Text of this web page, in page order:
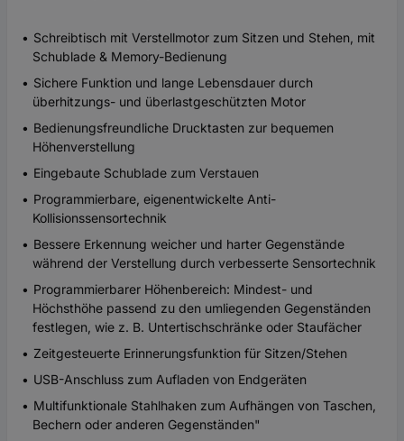
Schreibtisch mit Verstellmotor zum Sitzen und Stehen, mit
Schublade & Memory-Bedienung
Sichere Funktion und lange Lebensdauer durch
überhitzungs- und überlastgeschützten Motor
Bedienungsfreundliche Drucktasten zur bequemen
Höhenverstellung
Eingebaute Schublade zum Verstauen
Programmierbare, eigenentwickelte Anti-
Kollisionssensortechnik
Bessere Erkennung weicher und harter Gegenstände
während der Verstellung durch verbesserte Sensortechnik
Programmierbarer Höhenbereich: Mindest- und
Höchsthöhe passend zu den umliegenden Gegenständen
festlegen, wie z. B. Untertischschränke oder Staufächer
Zeitgesteuerte Erinnerungsfunktion für Sitzen/Stehen
USB-Anschluss zum Aufladen von Endgeräten
Multifunktionale Stahlhaken zum Aufhängen von Taschen,
Bechern oder anderen Gegenständen"